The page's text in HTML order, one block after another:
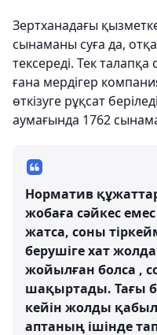
Зертханадағы
сынаманы суға да,
тексереді. Тек
ғана мердігер
өткізуге рұқсат
аумағында 1762
Норматив
жобаға сәйкес
жатса, соны
берушіге хат
жойылған болса ,
шақыртады. Тағы
кейін жолды
аптаның ішінде